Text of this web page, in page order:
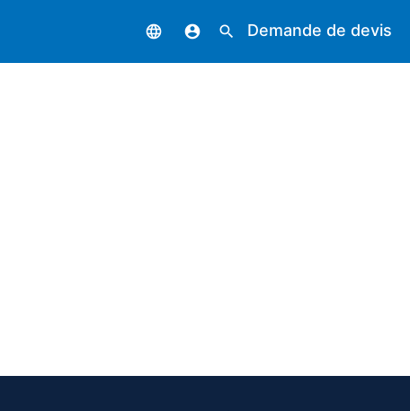
language account_circle search Demande de devis